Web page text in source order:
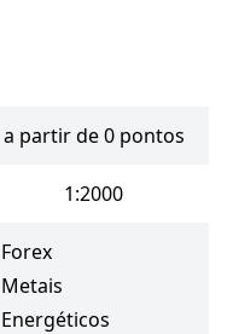
a partir de 0 pontos
1:2000
Forex
Metais
Energéticos